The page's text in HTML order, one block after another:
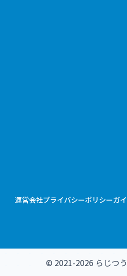
運営会社プライバシーポリシーガ
© 2021-2026 らじつ